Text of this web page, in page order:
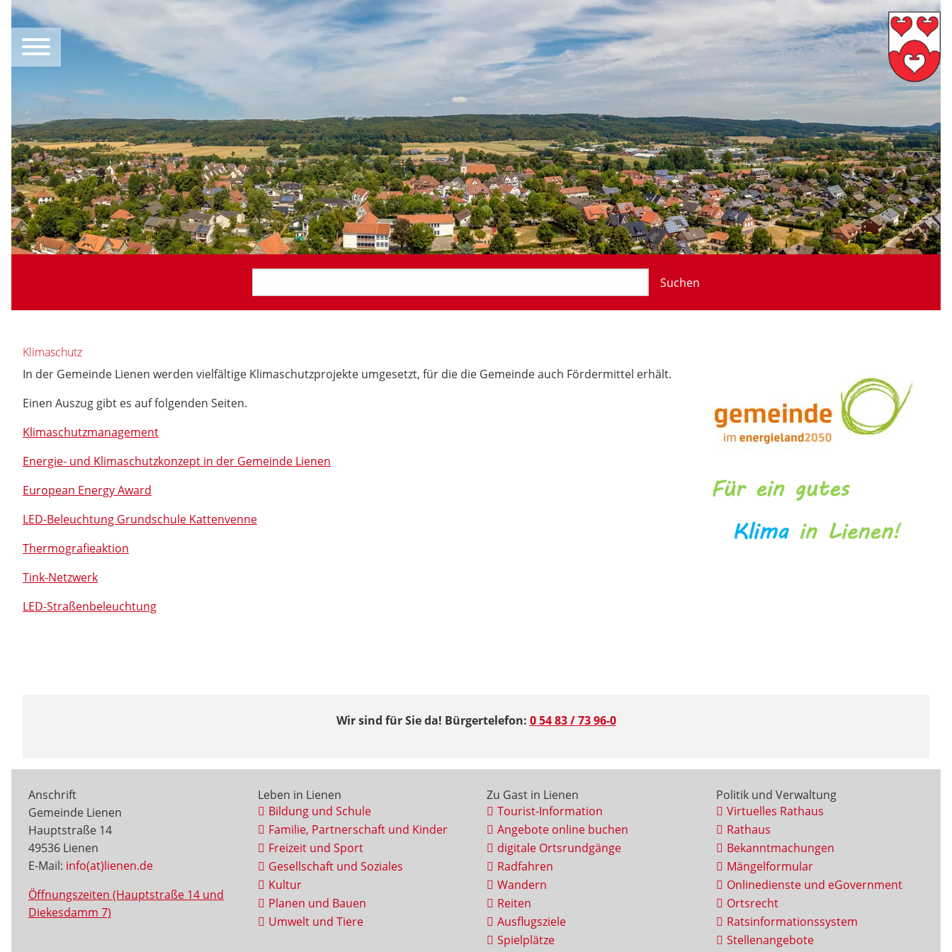
Suchen
Klimaschutz
In der Gemeinde Lienen werden vielfältige Klimaschutzprojekte umgesetzt, für die die Gemeinde auch Fördermittel erhält.
Einen Auszug gibt es auf folgenden Seiten.
Klimaschutzmanagement
Energie- und Klimaschutzkonzept in der Gemeinde Lienen
European Energy Award
LED-Beleuchtung Grundschule Kattenvenne
Thermografieaktion
Tink-Netzwerk
LED-Straßenbeleuchtung
Wir sind für Sie da! Bürgertelefon: 0 54 83 / 73 96-0
Anschrift
Gemeinde Lienen
Hauptstraße 14
49536 Lienen
E-Mail: info(at)lienen.de
Öffnungszeiten (Hauptstraße 14 und
Diekesdamm 7)
Leben in Lienen
Bildung und Schule
Familie, Partnerschaft und Kinder
Freizeit und Sport
Gesellschaft und Soziales
Kultur
Planen und Bauen
Umwelt und Tiere
Zu Gast in Lienen
Tourist-Information
Angebote online buchen
digitale Ortsrundgänge
Radfahren
Wandern
Reiten
Ausflugsziele
Spielplätze
Politik und Verwaltung
Virtuelles Rathaus
Rathaus
Bekanntmachungen
Mängelformular
Onlinedienste und eGovernment
Ortsrecht
Ratsinformationssystem
Stellenangebote